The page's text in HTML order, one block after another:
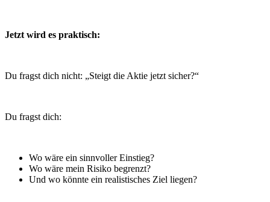
Jetzt wird es praktisch:
Du fragst dich nicht: „Steigt die Aktie jetzt sicher?“
Du fragst dich:
Wo wäre ein sinnvoller Einstieg?
Wo wäre mein Risiko begrenzt?
Und wo könnte ein realistisches Ziel liegen?